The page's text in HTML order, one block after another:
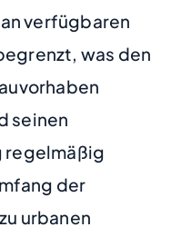
verfügbaren
was den
seinen
der
urbanen